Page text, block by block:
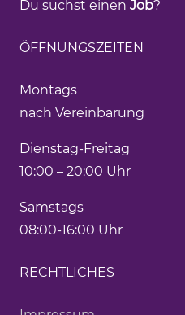
Du suchst einen Job?
ÖFFNUNGSZEITEN
Montags
nach Vereinbarung
Dienstag-Freitag
10:00 – 20:00 Uhr
Samstags
08:00-16:00 Uhr
RECHTLICHES